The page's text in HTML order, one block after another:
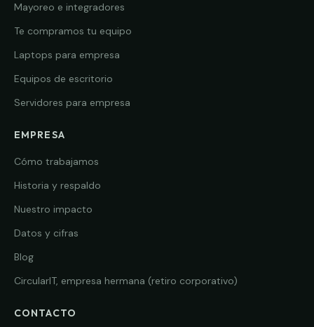
Mayoreo e integradores
Te compramos tu equipo
Laptops para empresa
Equipos de escritorio
Servidores para empresa
EMPRESA
Cómo trabajamos
Historia y respaldo
Nuestro impacto
Datos y cifras
Blog
CircularIT, empresa hermana (retiro corporativo)
CONTACTO